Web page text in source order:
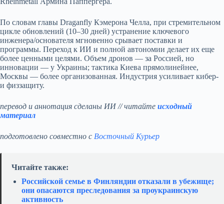
По словам главы Draganfly Кэмерона Челла, при стремительном
цикле обновлений (10–30 дней) устранение ключевого
инженера/основателя мгновенно срывает поставки и
программы. Переход к ИИ и полной автономии делает их еще
более ценными целями. Объем дронов — за Россией, но
инновации — у Украины; тактика Киева прямолинейнее,
Москвы — более организованная. Индустрия усиливает кибер-
и физзащиту.
перевод и аннотация сделаны ИИ // читайте исходный
материал
подготовлено совместно с Восточный Курьер
Читайте также:
Российской семье в Финляндии отказали в убежище;
они опасаются преследования за проукраинскую
активность